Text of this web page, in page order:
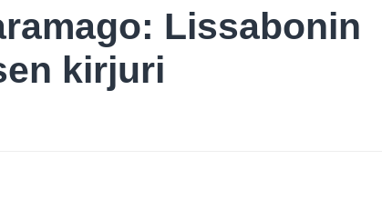
Lissabonin
kirjuri